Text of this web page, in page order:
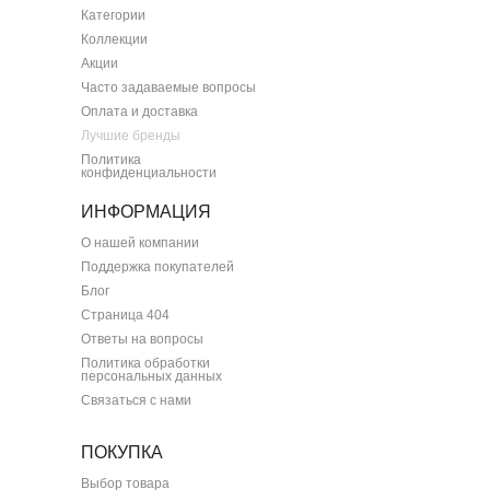
ИНФОРМАЦИЯ
ПОКУПКА
Категории
Коллекции
Акции
Часто задаваемые вопросы
Оплата и доставка
Лучшие бренды
Политика
конфиденциальности
О нашей компании
Поддержка покупателей
Блог
Страница 404
Ответы на вопросы
Политика обработки
персональных данных
Связаться с нами
Выбор товара